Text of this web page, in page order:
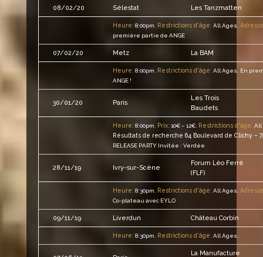
08/02/20 Sélestat Les Tanzmatten
Heure: 8:00pm. Restrictions d'âge: All Ages.
première partie de ANGE
07/02/20 Metz La BAM
Heure: 8:00pm. Restrictions d'âge: All Ages.
En
ANGE !
30/01/20 Paris
Les Trois
Baudets
Heure: 8:00pm. Prix: 10€ – 12€. Restrictions d'âge: All
Résultats de recherche 64 Boulevard de Clichy –
RELEASE PARTY Invitée : Verdée
28/11/19 Ivry-sur-Scène
Forum Léo Ferré
(FLF)
Heure: 8:30pm. Restrictions d'âge: All Ages.
Co-plateau avec EYLO
09/11/19 Liverdun Château Corbin
Heure: 8:30pm. Restrictions d'âge: All Ages.
La Manufacture